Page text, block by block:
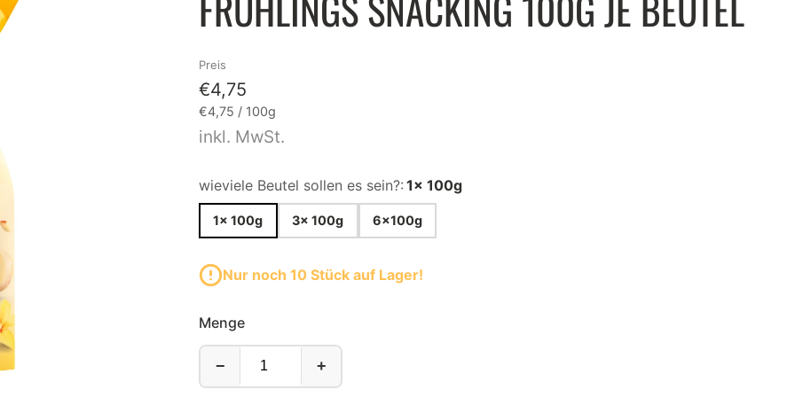
und goldig verpackt! Entdecke unsere köstliche Osterkollektion für unvergessliche Genussmomente.
LEBKUCHEN
DOMINOSTEINE
STOLLEN
CHIPS
Preis
€4,75
Grundpreis
€4,75 / pro
100g
inkl. MwSt.
wieviele Beutel sollen es sein?: 1x 100g
1x 100g 3x 100g 6x100g
Nur noch 10 Stück auf Lager!
Menge
− +